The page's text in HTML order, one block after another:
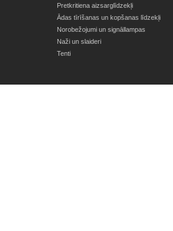
Pretkritiena aizsarglīdzekļi
Ādas tīrīšanas un kopšanas līdzekļi
Norobežojumi un signāllampas
Naži un slaideri
Tenti